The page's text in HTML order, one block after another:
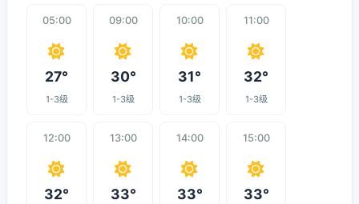
05:00
27°
1-3级
09:00
30°
1-3级
10:00
31°
1-3级
11:00
32°
1-3级
12:00
32°
13:00
33°
14:00
33°
15:00
33°